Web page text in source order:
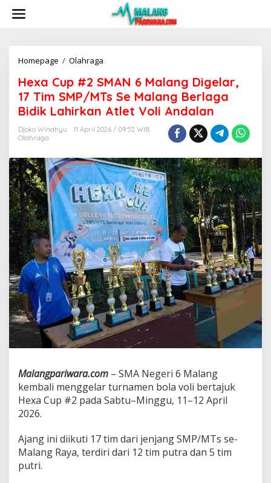
Homepage / Olahraga
x
a
C
u
p
S
M
A
N
6
M
a
l
a
n
g
D
i
g
e
l
a
7
T
i
P
/
Hexa Cup #2 SMAN 6 Malang Digelar,
17 Tim SMP/MTs Se Malang Berlaga
Bidik Lahirkan Atlet Voli Andalan
Djoko Winahyu
11 April 2026 / 09:52 WIB
Olahraga
Malangpariwara.com – SMA Negeri 6 Malang
kembali menggelar turnamen bola voli bertajuk
Hexa Cup #2 pada Sabtu–Minggu, 11–12 April
2026.
Ajang ini diikuti 17 tim dari jenjang SMP/MTs se-
Malang Raya, terdiri dari 12 tim putra dan 5 tim
putri.